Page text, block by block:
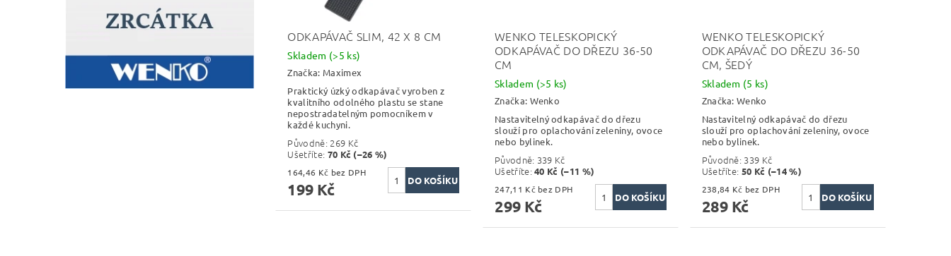
ODKAPÁVAČ SLIM, 42 X 8 CM
Skladem (>5 ks)
Značka: Maximex
Praktický úzký odkapávač vyroben z
kvalitního odolného plastu se stane
nepostradatelným pomocníkem v
každé kuchyni.
Původně: 269 Kč
Ušetříte: 70 Kč (–26 %)
164,46 Kč bez DPH
199 Kč
WENKO TELESKOPICKÝ
ODKAPÁVAČ DO DŘEZU 36-50
CM
Skladem (>5 ks)
Značka: Wenko
Nastavitelný odkapávač do dřezu
slouží pro oplachování zeleniny, ovoce
nebo bylinek.
Původně: 339 Kč
Ušetříte:40 Kč (–11 %)
247,11 Kč bez DPH
299 Kč
WENKO TELESKOPICKÝ
ODKAPÁVAČ DO DŘEZU 36-50
CM, ŠEDÝ
Skladem (5 ks)
Značka:Wenko
Nastavitelný odkapávač do dřezu
slouží pro oplachování zeleniny, ovoce
nebo bylinek.
Původně: 339 Kč
Ušetříte: 50 Kč (–14 %)
238,84 Kč bez DPH
289 Kč